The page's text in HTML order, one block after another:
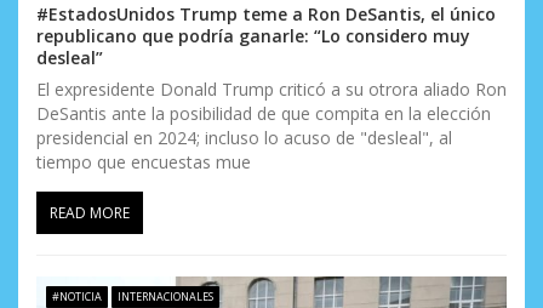
#EstadosUnidos Trump teme a Ron DeSantis, el único
republicano que podría ganarle: “Lo considero muy
desleal”
El expresidente Donald Trump criticó a su otrora aliado Ron
DeSantis ante la posibilidad de que compita en la elección
presidencial en 2024; incluso lo acuso de "desleal", al
tiempo que encuestas mue
READ MORE
#NOTICIA INTERNACIONALES